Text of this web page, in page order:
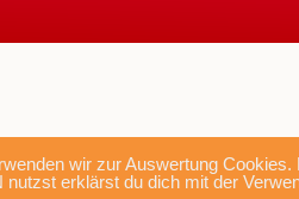
wir zur Auswertung
erklärst du dich mit der